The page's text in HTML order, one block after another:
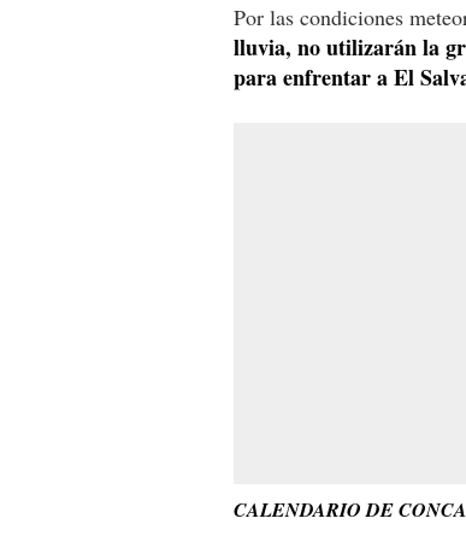
Por las condiciones
lluvia, no utilizarán la
para enfrentar a El
CALENDARIO DE